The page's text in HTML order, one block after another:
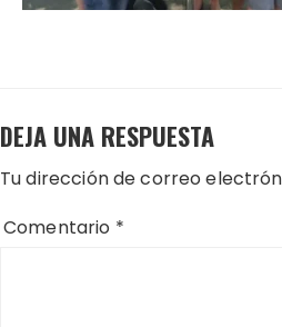
DEJA UNA RESPUESTA
Tu dirección de correo
Comentario *